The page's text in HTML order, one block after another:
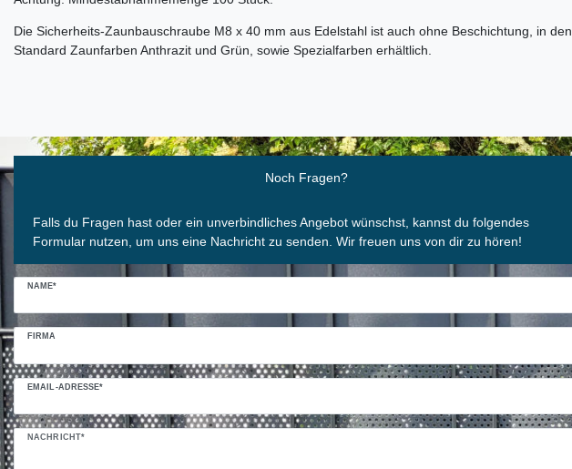
Die Sicherheits-Zaunbauschraube M8 x 40 mm aus Edelstahl ist auch ohne Beschichtung, in den
Standard Zaunfarben Anthrazit und Grün, sowie Spezialfarben erhältlich.
Noch Fragen?
Falls du Fragen hast oder ein unverbindliches Angebot wünschst, kannst du folgendes
Formular nutzen, um uns eine Nachricht zu senden. Wir freuen uns von dir zu hören!
NAME*
FIRMA
EMAIL-ADRESSE*
NACHRICHT*
Ceres::Template.mailFormHoneypotLabel